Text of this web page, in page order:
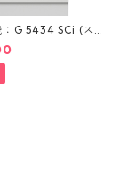
G 5434 SCi (ス
＊ドア材取付